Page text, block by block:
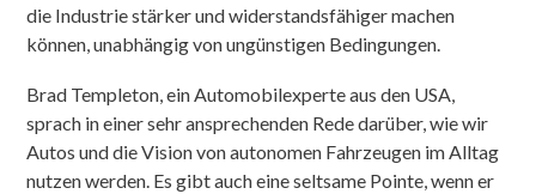
die Industrie stärker und widerstandsfähiger machen
können, unabhängig von ungünstigen Bedingungen.
Brad Templeton, ein Automobilexperte aus den USA,
sprach in einer sehr ansprechenden Rede darüber, wie wir
Autos und die Vision von autonomen Fahrzeugen im Alltag
nutzen werden. Es gibt auch eine seltsame Pointe, wenn er